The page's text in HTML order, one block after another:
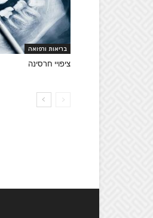
בריאות ורפואה
ציפויי חרסינה